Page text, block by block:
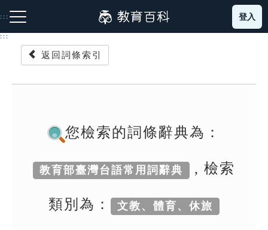
到
主
:::
生字詞彙表
登入
:::
返回詞條索引
您檢索的詞條辭典為：
教育部臺灣台語常用詞辭典 , 檢索
類別為： 文教、體育、休旅